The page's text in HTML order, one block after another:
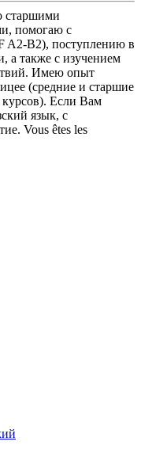
старшими
помогаю с
A2-B2), поступлению в
а также с изучением
Имею опыт
(средние и старшие
курсов). Если Вам
язык, с
Vous êtes les